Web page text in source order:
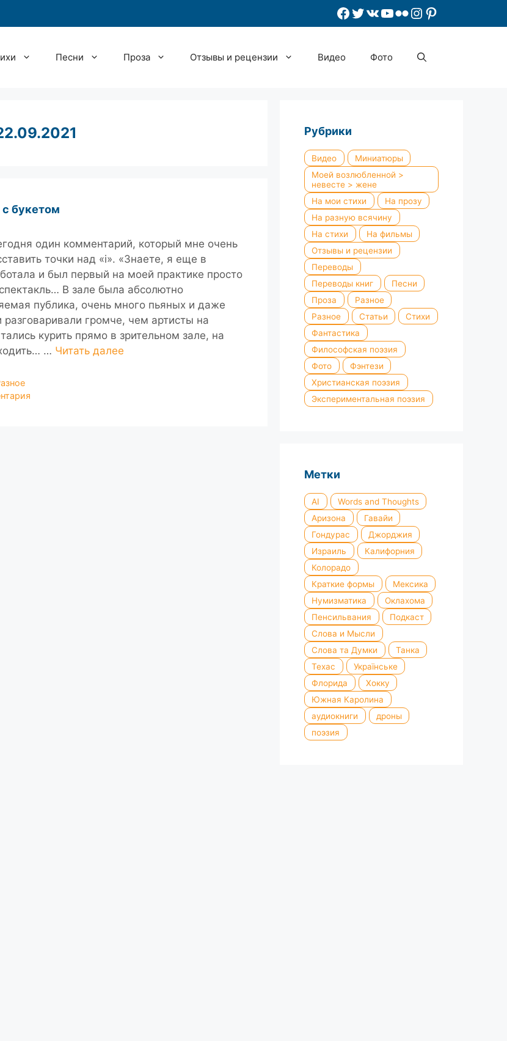
Facebook
Twitter
ВКонтакте
YouTube
Flickr
Instagram
Pinterest
Песни Проза Отзывы и рецензии Видео Фото
букетом
один комментарий, который мне очень
точки над «і». «Знаете, я еще в
и был первый на моей практике просто
В зале была абсолютно
публика, очень много пьяных и даже
громче, чем артисты на
курить прямо в зрительном зале, на
… Читать далее
Рубрики
Видео
Миниатюры
Моей возлюбленной >
невесте > жене
На мои стихи
На прозу
На разную всячину
На стихи
На фильмы
Отзывы и рецензии
Переводы
Переводы книг
Песни
Проза
Разное
Разное
Статьи
Стихи
Фантастика
Философская поэзия
Фото
Фэнтези
Христианская поэзия
Экспериментальная поэзия
Метки
AI
Words and Thoughts
Аризона
Гавайи
Гондурас
Джорджия
Израиль
Калифорния
Колорадо
Краткие формы
Мексика
Нумизматика
Оклахома
Пенсильвания
Подкаст
Слова и Мысли
Слова та Думки
Танка
Техас
Українське
Флорида
Хокку
Южная Каролина
аудиокниги
дроны
поэзия